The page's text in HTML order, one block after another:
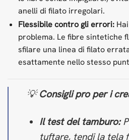
anelli di filato irregolari.
Flessibile contro gli errori:Hai
problema. Le fibre sintetiche
sfilare una linea di filato
esattamente nello stesso
💡Consigli pro per i
Il test del tamburo:
tuftare, tendi la tela